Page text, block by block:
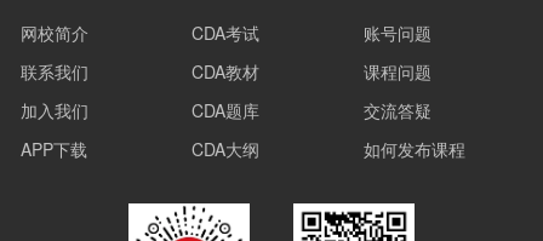
网校简介
联系我们
加入我们
APP下载
CDA考试
CDA教材
CDA题库
CDA大纲
账号问题
课程问题
交流答疑
如何发布课程